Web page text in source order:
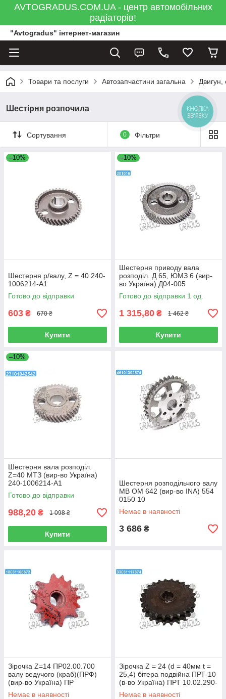
AVTOGRADUS.COM.UA - центр автомобільних
радіаторів!
"Avtogradus" інтернет-магазин
Товари та послуги Автозапчастини загальна Двигун,
Шестірня розпочила
Сортування 0 Фільтри
–10%
Шестерня р/валу, Z = 40 240-
1006214-А1
Готово до відправки
603 ₴ 670 ₴
Купити
–10%
Шестерня приводу вала
розподіл. Д 65, ЮМЗ 6 (вир-
во Україна) Д04-005
Готово до відправки 1 од.
1 315,80 ₴ 1 462 ₴
Купити
–10%
Шестерня вала розподіл.
Z=40 МТЗ (вир-во Україна)
240-1006214-А1
Готово до відправки
988,20 ₴ 1 098 ₴
Купити
Шестерня розподільчого валу
MB OM 642 (вир-во INA) 554
0150 10
Немає в наявності
3 686 ₴
Зірочка Z=14 ПР02.00.700
валу ведучого (краб)(ПРФ)
(вир-во Україна) ПР
02.00.700
Немає в наявності
Зірочка Z = 24 (d = 40мм t =
25,4) бітера подвійна ПРТ-10
(в-во Україна) ПРТ 10.02.290-
А
Немає в наявності
КНОПКА
ЗВ'ЯЗКУ